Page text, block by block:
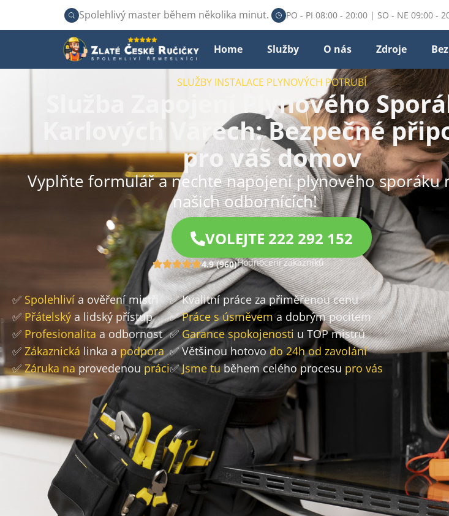
Spolehlivý master během několika minut. PO - PI 08:00 - 20:00 | SO - NE 09:00 -
Home Služby O nás Zdroje
SLUŽBY INSTALACE PLYNOVÝCH POTRUBÍ
Služba Zapojení Plynového
Karlových Varech: Bezpečné
pro váš domov
Vyplňte formulář a nechte napojení plynového sporáku
našich odbornících!
VOLEJTE 222 292 152
4.9 (960)Hodnocení zákazníků
✅ Spolehliví a ověření mistři
✅ Přátelský a lidský přístup
✅ Profesionalita a odbornost
✅ Zákaznická linka a podpora
✅Záruka na provedenou práci
✅ Kvalitní práce za přiměřenou cenu
✅Práce s úsměvema dobrým pocitem
✅Garance spokojenosti u TOP mistrů
✅ Většinou hotovodo 24h od zavolání
✅Jsme tuběhem celého procesu pro vás